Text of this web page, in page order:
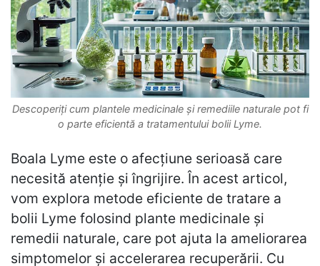
Descoperiți cum plantele medicinale și remediile naturale pot fi
o parte eficientă a tratamentului bolii Lyme.
Boala Lyme este o afecțiune serioasă care
necesită atenție și îngrijire. În acest articol,
vom explora metode eficiente de tratare a
bolii Lyme folosind plante medicinale și
remedii naturale, care pot ajuta la ameliorarea
simptomelor și accelerarea recuperării. Cu